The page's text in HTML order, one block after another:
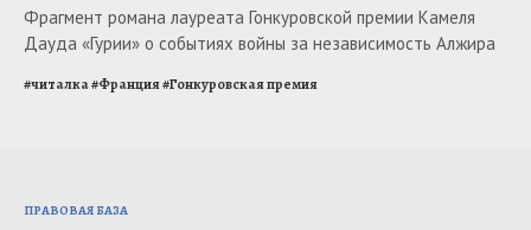
Фрагмент романа лауреата Гонкуровской премии Камеля
Дауда «Гурии» о событиях войны за независимость Алжира
#читалка#Франция#Гонкуровская премия
ПРАВОВАЯ БАЗА